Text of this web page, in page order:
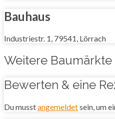
Bauhaus
Industriestr. 1, 79541, Lörrach
Weitere Baumärkte
Bewerten & eine
Du musstangemeldetsein, um